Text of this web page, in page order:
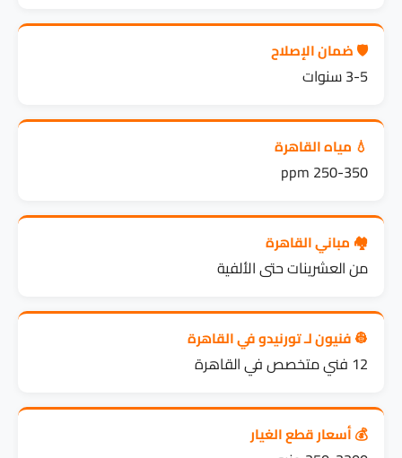
🛡️ ضمان الإصلاح
3-5 سنوات
💧 مياه القاهرة
250-350 ppm
🏘️ مباني القاهرة
من العشرينات حتى الألفية
👷 فنيون لـ تورنيدو في القاهرة
12 فني متخصص في القاهرة
💰 أسعار قطع الغيار